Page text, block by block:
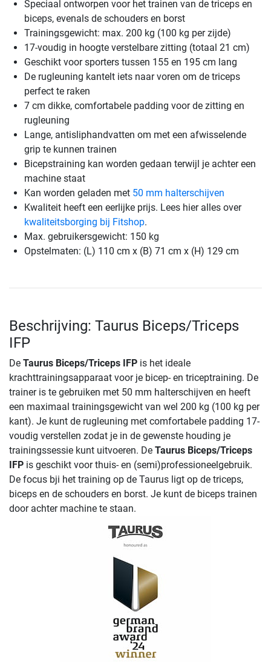
Speciaal ontworpen voor het trainen van de triceps en
biceps, evenals de schouders en borst
Trainingsgewicht: max. 200 kg (100 kg per zijde)
17-voudig in hoogte verstelbare zitting (totaal 21 cm)
Geschikt voor sporters tussen 155 en 195 cm lang
De rugleuning kantelt iets naar voren om de triceps
perfect te raken
7 cm dikke, comfortabele padding voor de zitting en
rugleuning
Lange, antisliphandvatten om met een afwisselende
grip te kunnen trainen
Bicepstraining kan worden gedaan terwijl je achter een
machine staat
Kan worden geladen met 50 mm halterschijven
Kwaliteit heeft een eerlijke prijs. Lees hier alles over
kwaliteitsborging bij Fitshop.
Max. gebruikersgewicht: 150 kg
Opstelmaten: (L) 110 cm x (B) 71 cm x (H) 129 cm
Beschrijving: Taurus Biceps/Triceps
IFP
De Taurus Biceps/Triceps IFP is het ideale
krachttrainingsapparaat voor je bicep- en triceptraining. De
trainer is te gebruiken met 50 mm halterschijven en heeft
een maximaal trainingsgewicht van wel 200 kg (100 kg per
kant). Je kunt de rugleuning met comfortabele padding 17-
voudig verstellen zodat je in de gewenste houding je
trainingssessie kunt uitvoeren. De Taurus Biceps/Triceps
IFP is geschikt voor thuis- en (semi)professioneelgebruik.
De focus bji het training op de Taurus ligt op de triceps,
biceps en de schouders en borst. Je kunt de biceps trainen
door achter machine te staan.